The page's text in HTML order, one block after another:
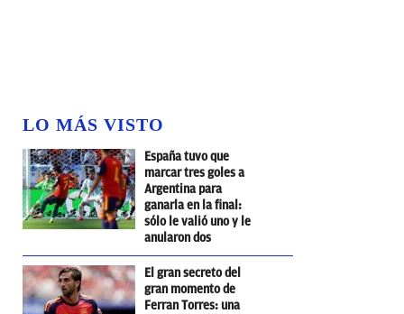
LO MÁS VISTO
España tuvo que
marcar tres goles a
Argentina para
ganarla en la final:
sólo le valió uno y le
anularon dos
El gran secreto del
gran momento de
Ferran Torres: una